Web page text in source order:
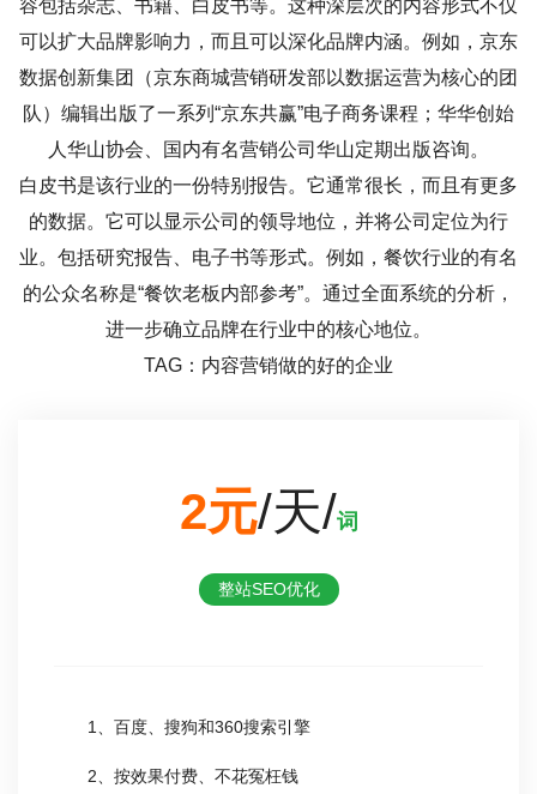
容包括杂志、书籍、白皮书等。这种深层次的内容形式不仅
可以扩大品牌影响力，而且可以深化品牌内涵。例如，京东
数据创新集团（京东商城营销研发部以数据运营为核心的团
队）编辑出版了一系列“京东共赢”电子商务课程；华华创始
人华山协会、国内有名营销公司华山定期出版咨询。
白皮书是该行业的一份特别报告。它通常很长，而且有更多
的数据。它可以显示公司的领导地位，并将公司定位为行
业。包括研究报告、电子书等形式。例如，餐饮行业的有名
的公众名称是“餐饮老板内部参考”。通过全面系统的分析，
进一步确立品牌在行业中的核心地位。
TAG：内容营销做的好的企业
2元/天/词
整站SEO优化
1、百度、搜狗和360搜索引擎
2、按效果付费、不花冤枉钱